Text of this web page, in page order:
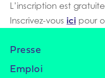
L’inscription est
Inscrivez-vous ici pour
Presse
Emploi